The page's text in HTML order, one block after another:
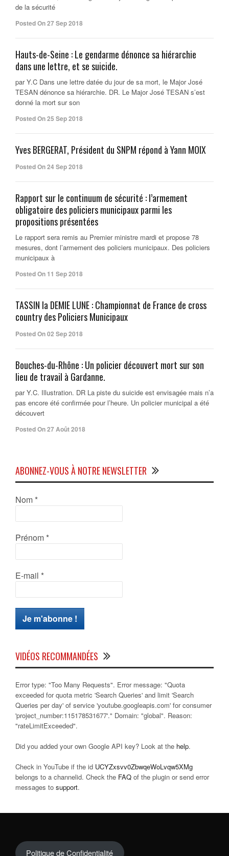
de la sécurité
Posted On 27 Sep 2018
Hauts-de-Seine : Le gendarme dénonce sa hiérarchie
dans une lettre, et se suicide.
par Y.C Dans une lettre datée du jour de sa mort, le Major José
TESAN dénonce sa hiérarchie. DR. Le Major José TESAN s’est
donné la mort sur son
Posted On 25 Sep 2018
Yves BERGERAT, Président du SNPM répond à Yann MOIX
Posted On 24 Sep 2018
Rapport sur le continuum de sécurité : l’armement
obligatoire des policiers municipaux parmi les
propositions présentées
Le rapport sera remis au Premier ministre mardi et propose 78
mesures, dont l’armement des policiers municipaux. Des policiers
municipaux à
Posted On 11 Sep 2018
TASSIN la DEMIE LUNE : Championnat de France de cross
country des Policiers Municipaux
Posted On 02 Sep 2018
Bouches-du-Rhône : Un policier découvert mort sur son
lieu de travail à Gardanne.
par Y.C. Illustration. DR La piste du suicide est envisagée mais n’a
pas encore été confirmée pour l’heure. Un policier municipal a été
découvert
Posted On 27 Août 2018
ABONNEZ-VOUS À NOTRE NEWSLETTER
Nom *
Prénom *
E-mail *
VIDÉOS RECOMMANDÉES
Error type: "Too Many Requests". Error message: "Quota
exceeded for quota metric 'Search Queries' and limit 'Search
Queries per day' of service 'youtube.googleapis.com' for consumer
'project_number:115178531677'." Domain: "global". Reason:
"rateLimitExceeded".
Did you added your own Google API key? Look at the help.
Check in YouTube if the id UCYZxsvv0ZbwqeWoLvqw5XMg
belongs to a channelid. Check the FAQ of the plugin or send error
messages to support.
Politique de Confidentialité